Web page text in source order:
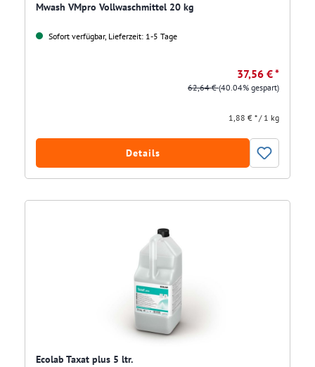
Mwash VMpro Vollwaschmittel 20 kg
Sofort verfügbar, Lieferzeit: 1-5 Tage
37,56 € *
62,64 €(40.04% gespart)
1,88 € * / 1 kg
Details
Ecolab Taxat plus 5 ltr.